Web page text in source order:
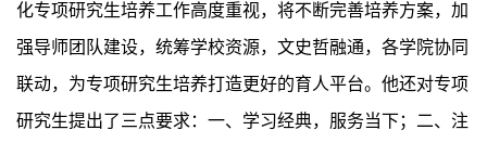
化专项研究生培养工作高度重视，将不断完善培养方案，加
强导师团队建设，统筹学校资源，文史哲融通，各学院协同
联动，为专项研究生培养打造更好的育人平台。他还对专项
研究生提出了三点要求：一、学习经典，服务当下；二、注